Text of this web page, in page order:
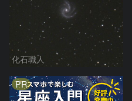
化石職人
PR